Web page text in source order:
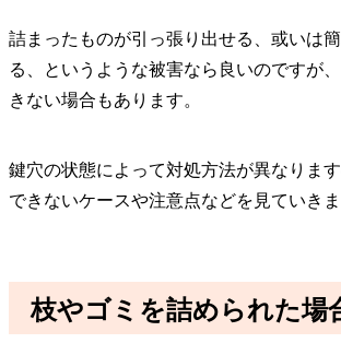
詰まったものが引っ張り出せる、或いは
る、というような被害なら良いのですが
きない場合もあります。
鍵穴の状態によって対処方法が異なりま
できないケースや注意点などを見ていきま
枝やゴミを詰められた場